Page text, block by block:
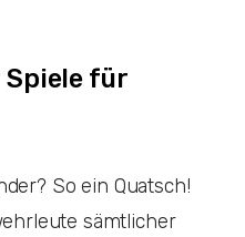
Spiele für
So ein Quatsch!
sämtlicher